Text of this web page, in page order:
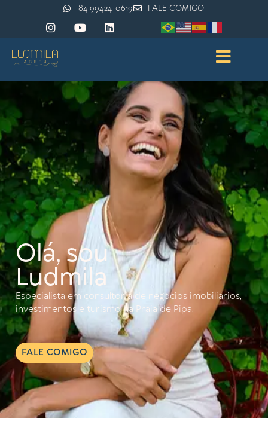
84 99424-0619 FALE COMIGO
Olá, sou
Ludmila
Especialista em consultoria de negócios imobiliários,
investimentos e turismo na Praia de Pipa.
FALE COMIGO